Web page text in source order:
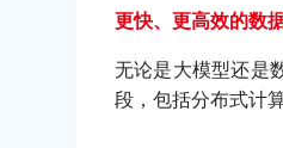
更快、更高效的数
无论是大模型还是
段，包括分布式计